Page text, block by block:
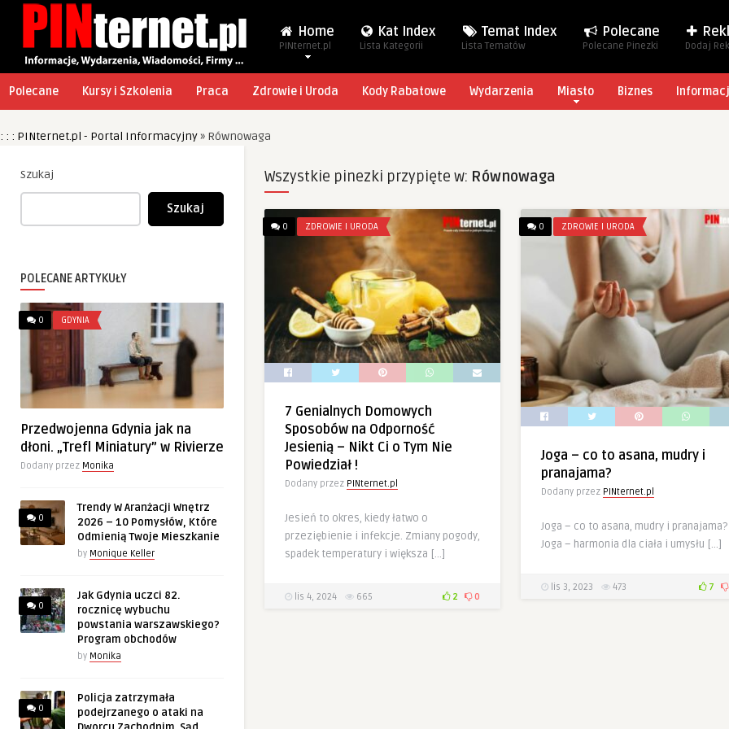
Home
PINternet.pl
Kat Index
Lista Kategorii
Temat Index
Lista Tematów
Polecane
Polecane Pinezki Dodaj
Polecane Kursy i Szkolenia Praca Zdrowie i Uroda Kody Rabatowe Wydarzenia Miasto Biznes
: : : PINternet.pl - Portal Informacyjny» Równowaga
Szukaj
Szukaj
POLECANE ARTYKUŁY
0 GDYNIA
Przedwojenna Gdynia jak na
dłoni. „Trefl Miniatury” w Rivierze
Dodany przez Monika
0
Trendy W Aranżacji Wnętrz
2026 – 10 Pomysłów, Które
Odmienią Twoje Mieszkanie
by Monique Keller
0
Jak Gdynia uczci 82.
rocznicę wybuchu
powstania warszawskiego?
Program obchodów
by Monika
0
Policja zatrzymała
podejrzanego o ataki na
Wszystkie pinezki przypięte w: Równowaga
0 ZDROWIE I URODA
7 Genialnych Domowych
Sposobów na Odporność
Jesienią – Nikt Ci o Tym Nie
Powiedział !
Dodany przez PINternet.pl
Jesień to okres, kiedy łatwo o
przeziębienie i infekcje. Zmiany pogody,
spadek temperatury i większa […]
lis 4, 2024 665 2 0
0 ZDROWIE I URODA
Joga – co to asana, mudry i
pranajama?
Dodany przez PINternet.pl
Joga – co to asana, mudry i pranajama?
Joga – harmonia dla ciała i umysłu […]
lis 3, 2023 473 7